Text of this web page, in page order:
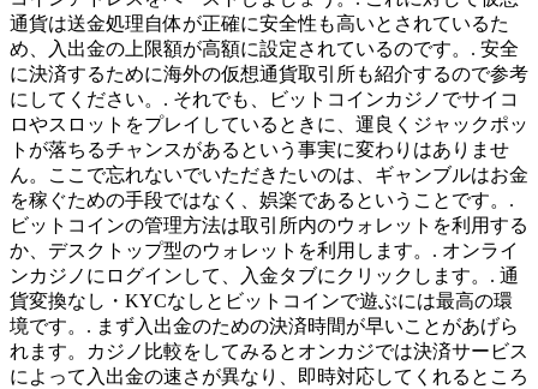
通貨は送金処理自体が正確に安全性も高いとされているた
め、入出金の上限額が高額に設定されているのです。. 安全
に決済するために海外の仮想通貨取引所も紹介するので参考
にしてください。. それでも、ビットコインカジノでサイコ
ロやスロットをプレイしているときに、運良くジャックポッ
トが落ちるチャンスがあるという事実に変わりはありませ
ん。ここで忘れないでいただきたいのは、ギャンブルはお金
を稼ぐための手段ではなく、娯楽であるということです。.
ビットコインの管理方法は取引所内のウォレットを利用する
か、デスクトップ型のウォレットを利用します。. オンライ
ンカジノにログインして、入金タブにクリックします。. 通
貨変換なし・KYCなしとビットコインで遊ぶには最高の環
境です。. まず入出金のための決済時間が早いことがあげら
れます。カジノ比較をしてみるとオンカジでは決済サービス
によって入出金の速さが異なり、即時対応してくれるところ